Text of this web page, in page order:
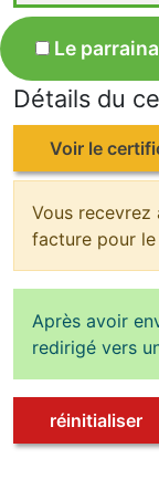
Le
Détails du
Voir le
Vous recevrez
facture pour le
Après avoir
redirigé vers
réinitialiser